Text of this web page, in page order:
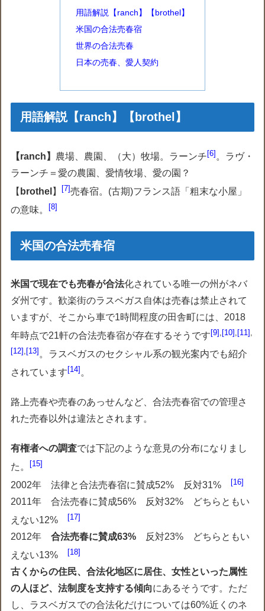
用語解説【ranch】【brothel】
米国の合法売春宿
世界の合法売春
日本の売春、愛人契約
用語解説【ranch】【brothel】
【ranch】 農場、農園、（大）牧場。ラーンチ 6 。ラヴ・
ラーンチ＝愛の農園、愛情牧場、愛の園？
【 brothel 】 7 売春宿。(古期)フランス語「粗末な小屋」
の意味。
8
米国の合法売春宿
米国で現在でも売春が合法化されている唯一の州がネバ
ダ州です。歓楽街のラスベガス自体は売春は禁止されて
いますが、そこから車で1時間程度の田舎町には、2018
年時点で21軒の合法売春宿が存在するそうです 9 10 11
12 13 。ラスベガスのセクシャル系の観光案内でも紹介
されています 14 。
路上売春や売春のあっせんなど、合法売春宿での管理さ
れた売春以外は違法とされます。
有権者への調査では下記のような意見の分布になりまし
た。
15
2002年 法律と合法売春宿に賛成52% 反対31% 16
2011年 合法売春に賛成56% 反対32% どちらともい
えない12%
17
2012年合法売春に賛成63% 反対23% どちらともい
えない13%
18
古くからの住民、合法化地区に居住、女性といった属性
の人ほど、法制度を支持する傾向にあるそうです。ただ
し、ラスベガスでの合法化だけについては60%近くのネ